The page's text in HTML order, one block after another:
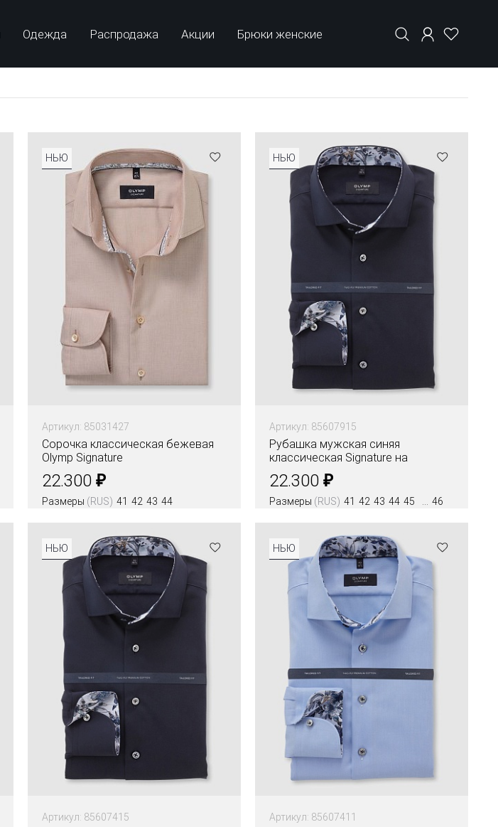
Одежда Распродажа Акции Брюки женские
НЬЮ
Артикул: 85031427
Сорочка классическая бежевая
Olymp Signature
22.300 ₽
Размеры (RUS) 41 42 43 44
Цвета
НЬЮ
Артикул: 85607915
Рубашка мужская синяя
классическая Signature на
высокий рост
22.300 ₽
Размеры (RUS) 41 42 43 44 45
46
Цвета
НЬЮ
Артикул: 85607415
НЬЮ
Артикул: 85607411